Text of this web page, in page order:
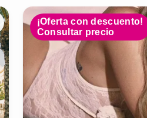
¡Oferta con descuento!
Consultar precio